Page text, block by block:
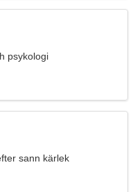
psykologi
sann kärlek